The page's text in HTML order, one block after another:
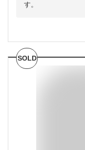
す。
SOLD